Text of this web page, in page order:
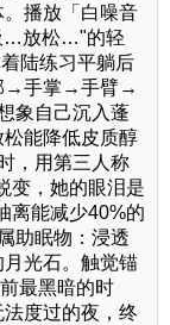
播放「白噪音
…放松…"的轻
陆练习平躺后
→手掌→手臂→
象自己沉入蓬
能降低皮质醇
，用第三人称
变，她的眼泪是
离能减少40%的
助眠物：浸透
光石。触觉锚
最黑暗的时
度过的夜，终